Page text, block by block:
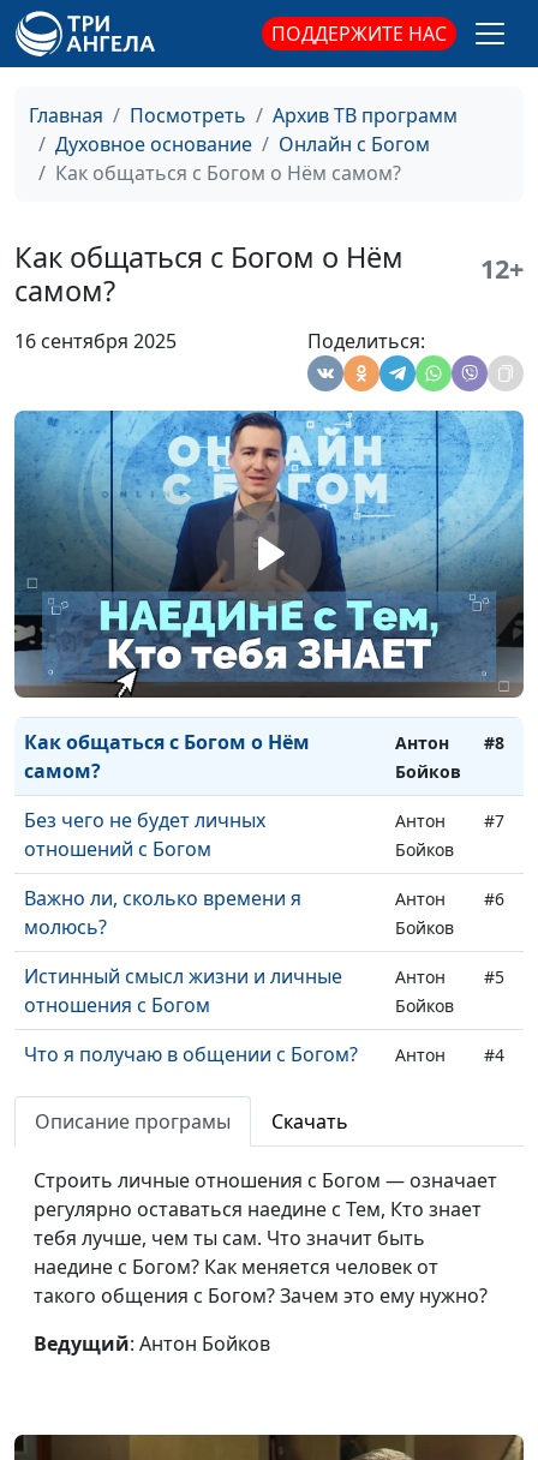
ПОДДЕРЖИТЕ НАС
Главная Посмотреть
Архив ТВ программ
Духовное основание
Онлайн с Богом
Как общаться с Богом о Нём самом?
Как общаться с Богом о Нём
самом?
12+
16 сентября 2025 Поделиться:
Атмосфера для личного общения с
Богом
Антон
Бойков
#17
Герои молитвы о личном общении с
Богом
Антон
Бойков
Духовное пробуждение и личное
общение с Богом
Антон
#14
Общение с Богом через созерцание
Антон
Бойков
#13
Личные отношения с Богом в жизни
Мартина Лютера
Антон
Бойков
#12
Имена и титулы Бога
Антон
Бойков
#11
Как пережить глубину покаяния в
общении с Богом?
Антон
Бойков
#10
Молитвенное размышление над
библейским текстом
Антон
Бойков
#9
Как общаться с Богом о Нём
самом?
Антон
Бойков
#8
Без чего не будет личных
отношений с Богом
Антон
Бойков
#7
Важно ли, сколько времени я
молюсь?
Антон
Бойков
#6
Истинный смысл жизни и личные
отношения с Богом
Антон
Бойков
#5
Что я получаю в общении с Богом?
Антон
#4
Что ждёт от нас Бог?
Что такое «личные отношения с
Богом»?
Антон
Бойков
Важнейшая тема в христианстве. Ты
Антон
#1
Описание програмы Скачать
Строить личные отношения с Богом — означает
регулярно оставаться наедине с Тем, Кто знает
тебя лучше, чем ты сам. Что значит быть
наедине с Богом? Как меняется человек от
такого общения с Богом? Зачем это ему нужно?
Ведущий: Антон Бойков